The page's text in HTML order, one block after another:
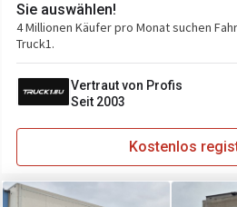
Sie auswählen!
4 Millionen Käufer pro Monat suchen
Truck1.
Vertraut von Profis
Seit 2003
Kostenlos